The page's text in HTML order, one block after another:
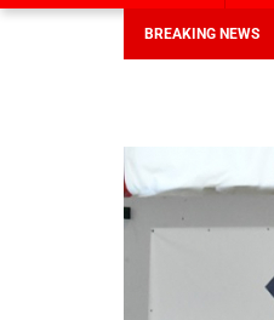
BREAKING NEWS